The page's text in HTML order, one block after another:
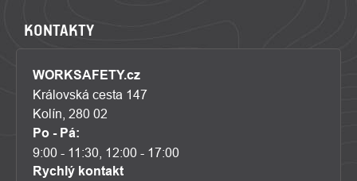
KONTAKTY
WORKSAFETY.cz
Královská cesta 147
Kolín, 280 02
Po - Pá:
9:00 - 11:30, 12:00 - 17:00
Rychlý kontakt